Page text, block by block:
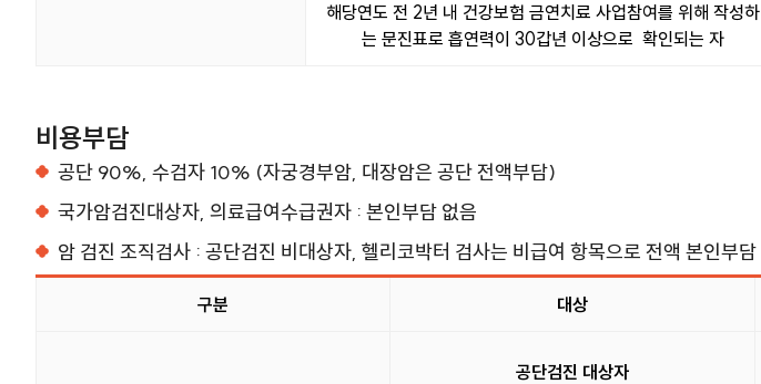
해당연도 전 2년 내 건강보험 금연치료 사업참여를 위해 작성하
는 문진표로 흡연력이 30갑년 이상으로 확인되는 자
비용부담
공단 90%, 수검자 10% (자궁경부암, 대장암은 공단 전액부담)
국가암검진대상자, 의료급여수급권자 : 본인부담 없음
암 검진 조직검사 : 공단검진 비대상자, 헬리코박터 검사는 비급여 항목으로 전액 본인부담
구분 대상
공단검진 대상자